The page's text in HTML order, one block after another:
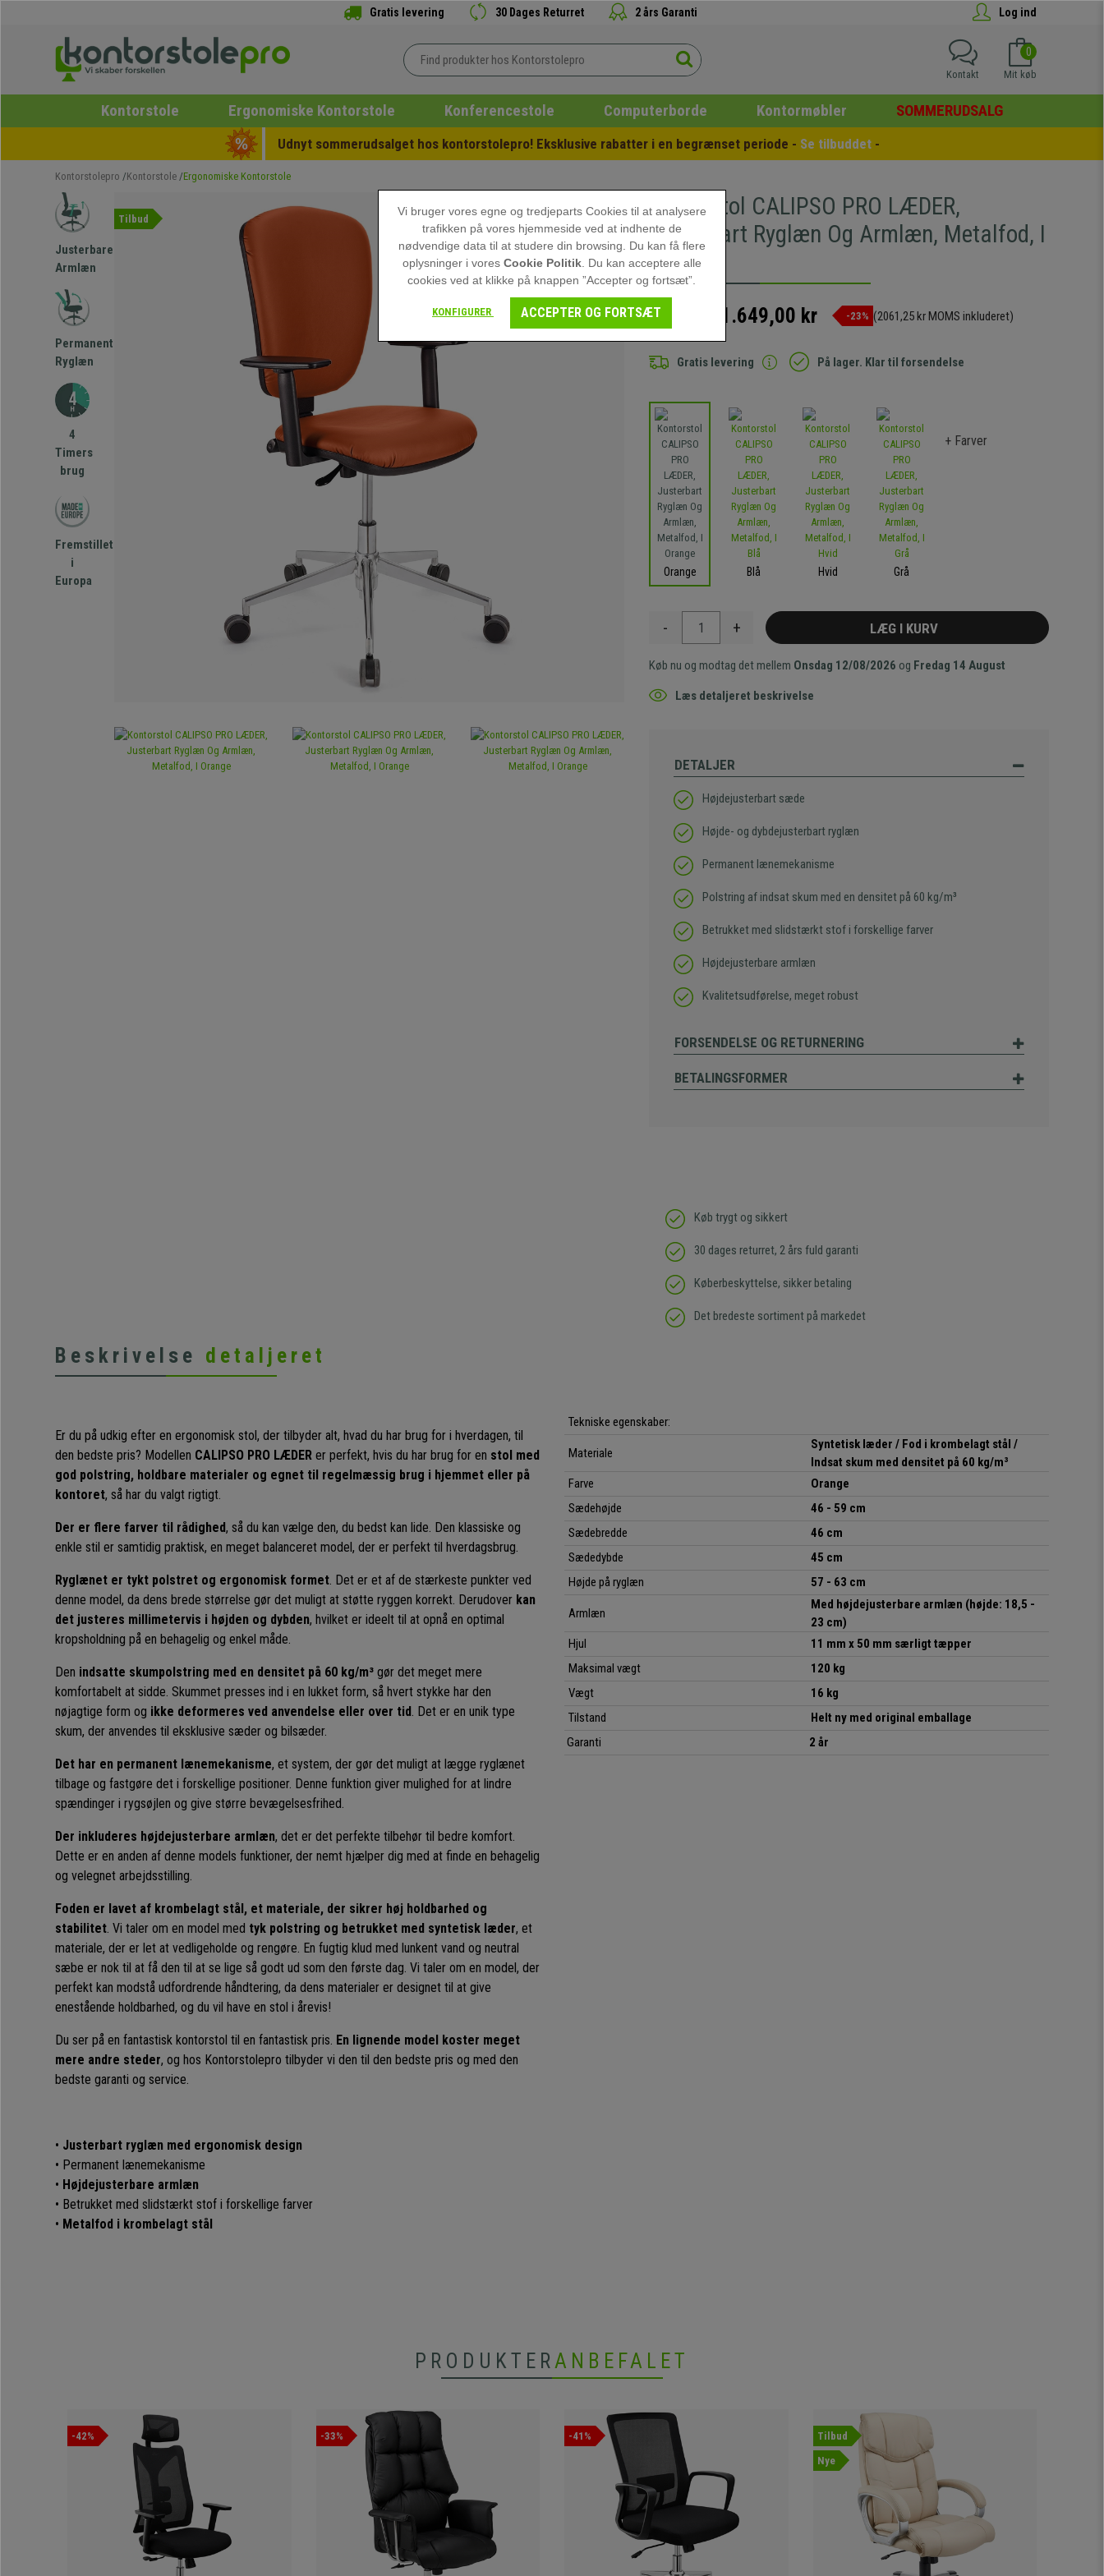
Gratis levering 30 Dages Returret 2 års Garanti Log ind
0
Mit køb
Kontakt
Kontorstole Ergonomiske Kontorstole Konferencestole Computerborde Kontormøbler SOMMERUDSALG
Udnyt sommerudsalget hos kontorstolepro! Eksklusive rabatter i en begrænset periode - Se tilbuddet -
Kontorstolepro Kontorstole Ergonomiske Kontorstole
Justerbare
Armlæn
Permanent
Ryglæn
4
Timers
brug
Fremstillet
i
Europa
Tilbud
Kontorstol CALIPSO PRO LÆDER,
Justerbart Ryglæn Og Armlæn, Metalfod, I
Orange
2.140,00 kr 1.649,00 kr -23% (2061,25 kr MOMS inkluderet)
Gratis levering På lager. Klar til forsendelse
Orange Blå Hvid Grå
+ Farver
- + LÆG I KURV
Køb nu og modtag det mellem Onsdag 12/08/2026 og Fredag 14 August
Læs detaljeret beskrivelse
DETALJER
Højdejusterbart sæde
Højde- og dybdejusterbart ryglæn
Permanent lænemekanisme
Polstring af indsat skum med en densitet på 60 kg/m³
Betrukket med slidstærkt stof i forskellige farver
Højdejusterbare armlæn
Kvalitetsudførelse, meget robust
FORSENDELSE OG RETURNERING
BETALINGSFORMER
Køb trygt og sikkert
30 dages returret, 2 års fuld garanti
Køberbeskyttelse, sikker betaling
Det bredeste sortiment på markedet
Beskrivelse detaljeret
Er du på udkig efter en ergonomisk stol, der tilbyder alt, hvad du har brug for i hverdagen, til
den bedste pris? Modellen CALIPSO PRO LÆDER er perfekt, hvis du har brug for en stol med
god polstring, holdbare materialer og egnet til regelmæssig brug i hjemmet eller på
kontoret, så har du valgt rigtigt.
Der er flere farver til rådighed, så du kan vælge den, du bedst kan lide. Den klassiske og
enkle stil er samtidig praktisk, en meget balanceret model, der er perfekt til hverdagsbrug.
Ryglænet er tykt polstret og ergonomisk formet. Det er et af de stærkeste punkter ved
denne model, da dens brede størrelse gør det muligt at støtte ryggen korrekt. Derudover kan
det justeres millimetervis i højden og dybden, hvilket er ideelt til at opnå en optimal
kropsholdning på en behagelig og enkel måde.
Den indsatte skumpolstring med en densitet på 60 kg/m³ gør det meget mere
komfortabelt at sidde. Skummet presses ind i en lukket form, så hvert stykke har den
nøjagtige form og ikke deformeres ved anvendelse eller over tid. Det er en unik type
skum, der anvendes til eksklusive sæder og bilsæder.
Det har en permanent lænemekanisme, et system, der gør det muligt at lægge ryglænet
tilbage og fastgøre det i forskellige positioner. Denne funktion giver mulighed for at lindre
spændinger i rygsøjlen og give større bevægelsesfrihed.
Der inkluderes højdejusterbare armlæn, det er det perfekte tilbehør til bedre komfort.
Dette er en anden af denne models funktioner, der nemt hjælper dig med at finde en behagelig
og velegnet arbejdsstilling.
Foden er lavet af krombelagt stål, et materiale, der sikrer høj holdbarhed og
stabilitet. Vi taler om en model med tyk polstring og betrukket med syntetisk læder, et
materiale, der er let at vedligeholde og rengøre. En fugtig klud med lunkent vand og neutral
sæbe er nok til at få den til at se lige så godt ud som den første dag. Vi taler om en model, der
perfekt kan modstå udfordrende håndtering, da dens materialer er designet til at give
enestående holdbarhed, og du vil have en stol i årevis!
Du ser på en fantastisk kontorstol til en fantastisk pris. En lignende model koster meget
mere andre steder, og hos Kontorstolepro tilbyder vi den til den bedste pris og med den
bedste garanti og service.
• Justerbart ryglæn med ergonomisk design
• Permanent lænemekanisme
• Højdejusterbare armlæn
• Betrukket med slidstærkt stof i forskellige farver
• Metalfod i krombelagt stål
Tekniske egenskaber:
Materiale
Syntetisk læder / Fod i krombelagt stål /
Indsat skum med densitet på 60 kg/m³
Farve
Orange
Sædehøjde
46 - 59 cm
Sædebredde
46 cm
Sædedybde
45 cm
Højde på ryglæn
57 - 63 cm
Armlæn
Med højdejusterbare armlæn (højde: 18,5 -
23 cm)
Hjul
11 mm x 50 mm særligt tæpper
Maksimal vægt
120 kg
Vægt
16 kg
Tilstand
Helt ny med original emballage
Garanti
2 år
PRODUKTERANBEFALET
-42% -33% -41%
Tilbud
Nye
Vi bruger vores egne og tredjeparts Cookies til at analysere
trafikken på vores hjemmeside ved at indhente de
nødvendige data til at studere din browsing. Du kan få flere
oplysninger i vores Cookie Politik. Du kan acceptere alle
cookies ved at klikke på knappen ”Accepter og fortsæt”.
KONFIGURER ACCEPTER OG FORTSÆT